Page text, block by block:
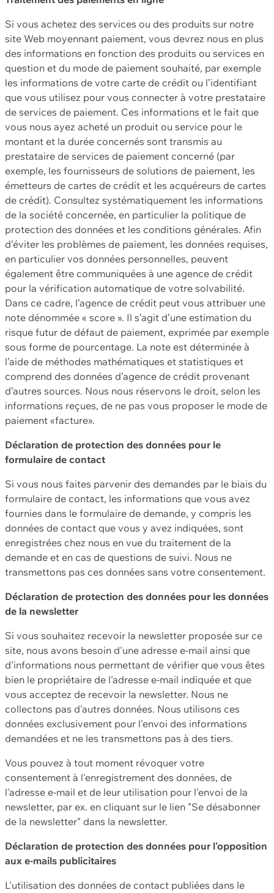
Si vous achetez des services ou des produits sur notre
site Web moyennant paiement, vous devrez nous en plus
des informations en fonction des produits ou services en
question et du mode de paiement souhaité, par exemple
les informations de votre carte de crédit ou l’identifiant
que vous utilisez pour vous connecter à votre prestataire
de services de paiement. Ces informations et le fait que
vous nous ayez acheté un produit ou service pour le
montant et la durée concernés sont transmis au
prestataire de services de paiement concerné (par
exemple, les fournisseurs de solutions de paiement, les
émetteurs de cartes de crédit et les acquéreurs de cartes
de crédit). Consultez systématiquement les informations
de la société concernée, en particulier la politique de
protection des données et les conditions générales. Afin
d’éviter les problèmes de paiement, les données requises,
en particulier vos données personnelles, peuvent
également être communiquées à une agence de crédit
pour la vérification automatique de votre solvabilité.
Dans ce cadre, l’agence de crédit peut vous attribuer une
note dénommée « score ». Il s’agit d’une estimation du
risque futur de défaut de paiement, exprimée par exemple
sous forme de pourcentage. La note est déterminée à
l’aide de méthodes mathématiques et statistiques et
comprend des données d’agence de crédit provenant
d’autres sources. Nous nous réservons le droit, selon les
informations reçues, de ne pas vous proposer le mode de
paiement «facture».
Déclaration de protection des données pour le
formulaire de contact
Si vous nous faites parvenir des demandes par le biais du
formulaire de contact, les informations que vous avez
fournies dans le formulaire de demande, y compris les
données de contact que vous y avez indiquées, sont
enregistrées chez nous en vue du traitement de la
demande et en cas de questions de suivi. Nous ne
transmettons pas ces données sans votre consentement.
Déclaration de protection des données pour les données
de la newsletter
Si vous souhaitez recevoir la newsletter proposée sur ce
site, nous avons besoin d'une adresse e-mail ainsi que
d'informations nous permettant de vérifier que vous êtes
bien le propriétaire de l'adresse e-mail indiquée et que
vous acceptez de recevoir la newsletter. Nous ne
collectons pas d'autres données. Nous utilisons ces
données exclusivement pour l'envoi des informations
demandées et ne les transmettons pas à des tiers.
Vous pouvez à tout moment révoquer votre
consentement à l'enregistrement des données, de
l'adresse e-mail et de leur utilisation pour l'envoi de la
newsletter, par ex. en cliquant sur le lien "Se désabonner
de la newsletter" dans la newsletter.
Déclaration de protection des données pour l'opposition
aux e-mails publicitaires
L'utilisation des données de contact publiées dans le